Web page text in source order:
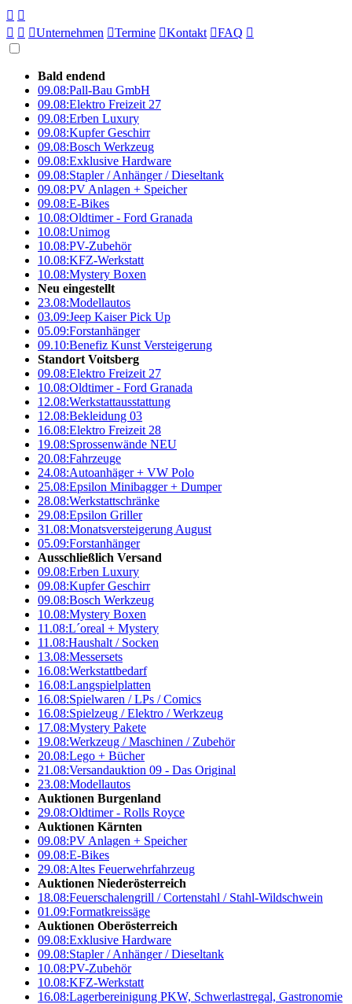
 
  Unternehmen Termine Kontakt FAQ 
Bald endend
09.08:Pall-Bau GmbH
09.08:Elektro Freizeit 27
09.08:Erben Luxury
09.08:Kupfer Geschirr
09.08:Bosch Werkzeug
09.08:Exklusive Hardware
09.08:Stapler / Anhänger / Dieseltank
09.08:PV Anlagen + Speicher
09.08:E-Bikes
10.08:Oldtimer - Ford Granada
10.08:Unimog
10.08:PV-Zubehör
10.08:KFZ-Werkstatt
10.08:Mystery Boxen
Neu eingestellt
23.08:Modellautos
03.09:Jeep Kaiser Pick Up
05.09:Forstanhänger
09.10:Benefiz Kunst Versteigerung
Standort Voitsberg
09.08:Elektro Freizeit 27
10.08:Oldtimer - Ford Granada
12.08:Werkstattausstattung
12.08:Bekleidung 03
16.08:Elektro Freizeit 28
19.08:Sprossenwände NEU
20.08:Fahrzeuge
24.08:Autoanhäger + VW Polo
25.08:Epsilon Minibagger + Dumper
28.08:Werkstattschränke
29.08:Epsilon Griller
31.08:Monatsversteigerung August
05.09:Forstanhänger
Ausschließlich Versand
09.08:Erben Luxury
09.08:Kupfer Geschirr
09.08:Bosch Werkzeug
10.08:Mystery Boxen
11.08:L´oreal + Mystery
11.08:Haushalt / Socken
13.08:Messersets
16.08:Werkstattbedarf
16.08:Langspielplatten
16.08:Spielwaren / LPs / Comics
16.08:Spielzeug / Elektro / Werkzeug
17.08:Mystery Pakete
19.08:Werkzeug / Maschinen / Zubehör
20.08:Lego + Bücher
21.08:Versandauktion 09 - Das Original
23.08:Modellautos
Auktionen Burgenland
29.08:Oldtimer - Rolls Royce
Auktionen Kärnten
09.08:PV Anlagen + Speicher
09.08:E-Bikes
29.08:Altes Feuerwehrfahrzeug
Auktionen Niederösterreich
18.08:Feuerschalengrill / Cortenstahl / Stahl-Wildschwein
01.09:Formatkreissäge
Auktionen Oberösterreich
09.08:Exklusive Hardware
09.08:Stapler / Anhänger / Dieseltank
10.08:PV-Zubehör
10.08:KFZ-Werkstatt
16.08:Lagerbereinigung PKW, Schwerlastregal, Gastronomie